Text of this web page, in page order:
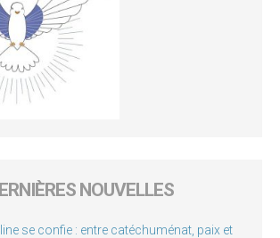
NOUVELLES
se confie : entre catéchuménat, paix et